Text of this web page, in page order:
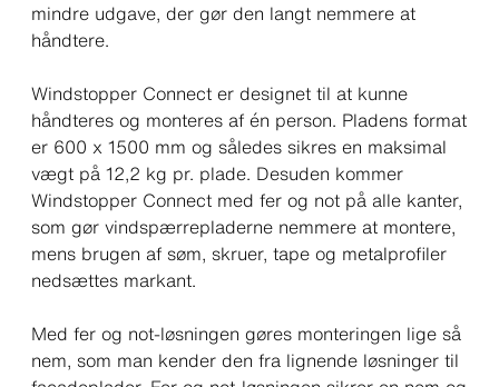
mindre udgave, der gør den langt nemmere at
håndtere.
Windstopper Connect er designet til at kunne
håndteres og monteres af én person. Pladens format
er 600 x 1500 mm og således sikres en maksimal
vægt på 12,2 kg pr. plade. Desuden kommer
Windstopper Connect med fer og not på alle kanter,
som gør vindspærrepladerne nemmere at montere,
mens brugen af søm, skruer, tape og metalprofiler
nedsættes markant.
Med fer og not-løsningen gøres monteringen lige så
nem, som man kender den fra lignende løsninger til